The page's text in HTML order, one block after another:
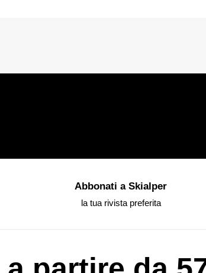
Abbonati a Skialper
la tua rivista preferita